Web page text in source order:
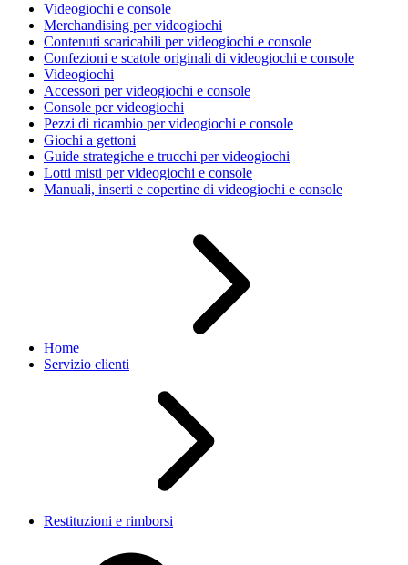
Videogiochi e console
Merchandising per videogiochi
Contenuti scaricabili per videogiochi e console
Confezioni e scatole originali di videogiochi e console
Videogiochi
Accessori per videogiochi e console
Console per videogiochi
Pezzi di ricambio per videogiochi e console
Giochi a gettoni
Guide strategiche e trucchi per videogiochi
Lotti misti per videogiochi e console
Manuali, inserti e copertine di videogiochi e console
Home
Servizio clienti
Restituzioni e rimborsi